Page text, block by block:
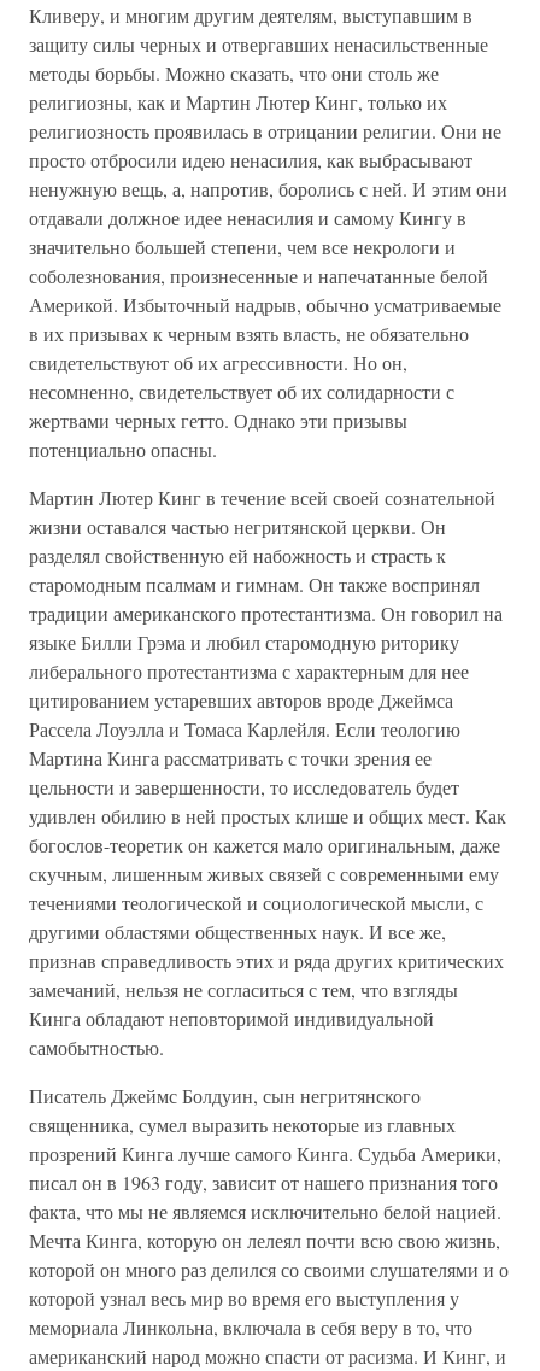
Кливеру, и многим другим деятелям, выступавшим в
защиту силы черных и отвергавших ненасильственные
методы борьбы. Можно сказать, что они столь же
религиозны, как и Мартин Лютер Кинг, только их
религиозность проявилась в отрицании религии. Они не
просто отбросили идею ненасилия, как выбрасывают
ненужную вещь, а, напротив, боролись с ней. И этим они
отдавали должное идее ненасилия и самому Кингу в
значительно большей степени, чем все некрологи и
соболезнования, произнесенные и напечатанные белой
Америкой. Избыточный надрыв, обычно усматриваемые
в их призывах к черным взять власть, не обязательно
свидетельствуют об их агрессивности. Но он,
несомненно, свидетельствует об их солидарности с
жертвами черных гетто. Однако эти призывы
потенциально опасны.
Мартин Лютер Кинг в течение всей своей сознательной
жизни оставался частью негритянской церкви. Он
разделял свойственную ей набожность и страсть к
старомодным псалмам и гимнам. Он также воспринял
традиции американского протестантизма. Он говорил на
языке Билли Грэма и любил старомодную риторику
либерального протестантизма с характерным для нее
цитированием устаревших авторов вроде Джеймса
Рассела Лоуэлла и Томаса Карлейля. Если теологию
Мартина Кинга рассматривать с точки зрения ее
цельности и завершенности, то исследователь будет
удивлен обилию в ней простых клише и общих мест. Как
богослов-теоретик он кажется мало оригинальным, даже
скучным, лишенным живых связей с современными ему
течениями теологической и социологической мысли, с
другими областями общественных наук. И все же,
признав справедливость этих и ряда других критических
замечаний, нельзя не согласиться с тем, что взгляды
Кинга обладают неповторимой индивидуальной
самобытностью.
Писатель Джеймс Болдуин, сын негритянского
священника, сумел выразить некоторые из главных
прозрений Кинга лучше самого Кинга. Судьба Америки,
писал он в 1963 году, зависит от нашего признания того
факта, что мы не являемся исключительно белой нацией.
Мечта Кинга, которую он лелеял почти всю свою жизнь,
которой он много раз делился со своими слушателями и о
которой узнал весь мир во время его выступления у
мемориала Линкольна, включала в себя веру в то, что
американский народ можно спасти от расизма. И Кинг, и